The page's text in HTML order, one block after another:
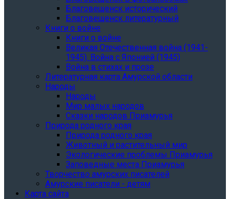
Благовещенск исторический
Благовещенск литературный
Книги о войне
Книги о войне
Великая Отечественная война (1941-
1945). Война с Японией (1945)
Война в стихах и прозе
Литературная карта Амурской области
Народы
Народы
Мир малых народов
Сказки народов Приамурья
Природа родного края
Природа родного края
Животный и растительный мир
Экологические проблемы Приамурья
Заповедные места Приамурья
Творчество амурских писателей
Амурские писатели - детям
Карта сайта